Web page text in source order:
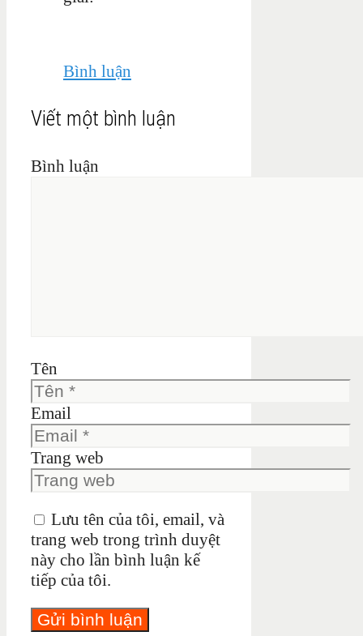
Bình luận
Viết một bình luận
Bình luận
Tên
Email
Trang web
Lưu tên của tôi, email, và
trang web trong trình duyệt
này cho lần bình luận kế
tiếp của tôi.